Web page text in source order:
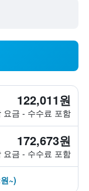
122,011원
요금 - 수수료 포함
172,673원
요금 - 수수료 포함
~)